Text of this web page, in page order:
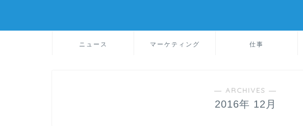
ニュース マーケティング 仕事
― ARCHIVES ―
2016年 12月